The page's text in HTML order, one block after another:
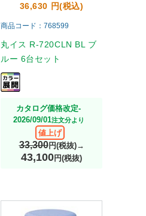
36,630 円(税込)
商品コード：768599
丸イス R-720CLN BL ブ
ルー 6台セット
カタログ価格改定-
2026/09/01注文分より
値上げ
33,300円(税抜)→
43,100円(税抜)